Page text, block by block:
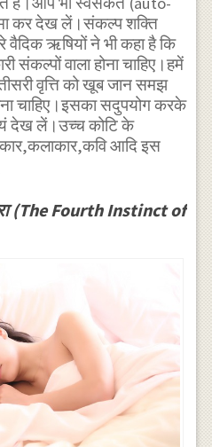
कर देख लें।संकल्प शक्ति
वैदिक ऋषियों ने भी कहा है कि
वाला होना चाहिए।हमें
तीसरी वृत्ति को खूब जान समझ
चाहिए।इसका सदुपयोग करके
देख लें।उच्च कोटि के
आदि इस
(The Fourth Instinct of